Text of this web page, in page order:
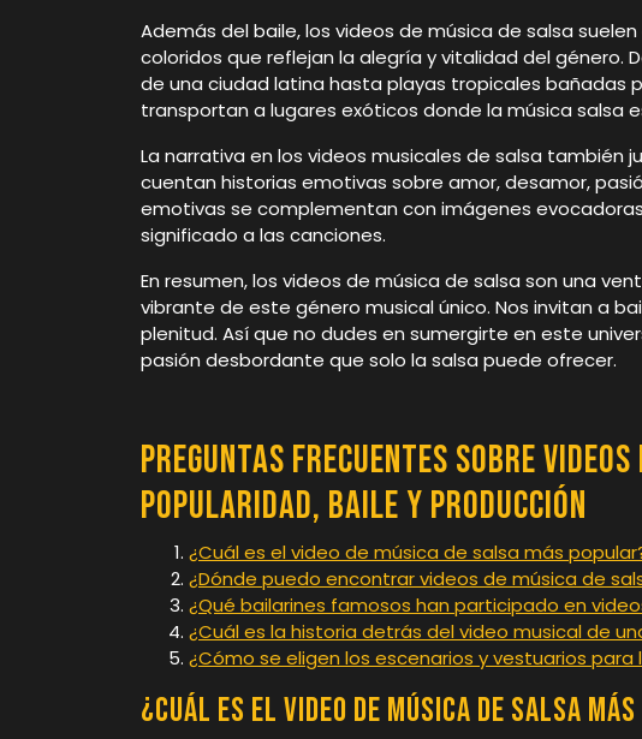
Además del baile, los videos de música de salsa
coloridos que reflejan la alegría y vitalidad del género.
de una ciudad latina hasta playas tropicales bañadas
transportan a lugares exóticos donde la música salsa
La narrativa en los videos musicales de salsa también
cuentan historias emotivas sobre amor, desamor,
emotivas se complementan con imágenes
significado a las canciones.
En resumen, los videos de música de salsa son una
vibrante de este género musical único. Nos invitan a
plenitud. Así que no dudes en sumergirte en este
pasión desbordante que solo la salsa puede ofrecer.
Preguntas Frecuentes sobre Videos
Popularidad, Baile y Producción
¿Cuál es el video de música de salsa más
¿Dónde puedo encontrar videos de música de
¿Qué bailarines famosos han participado en
¿Cuál es la historia detrás del video musical de
¿Cómo se eligen los escenarios y vestuarios
¿Cuál es el video de música de salsa